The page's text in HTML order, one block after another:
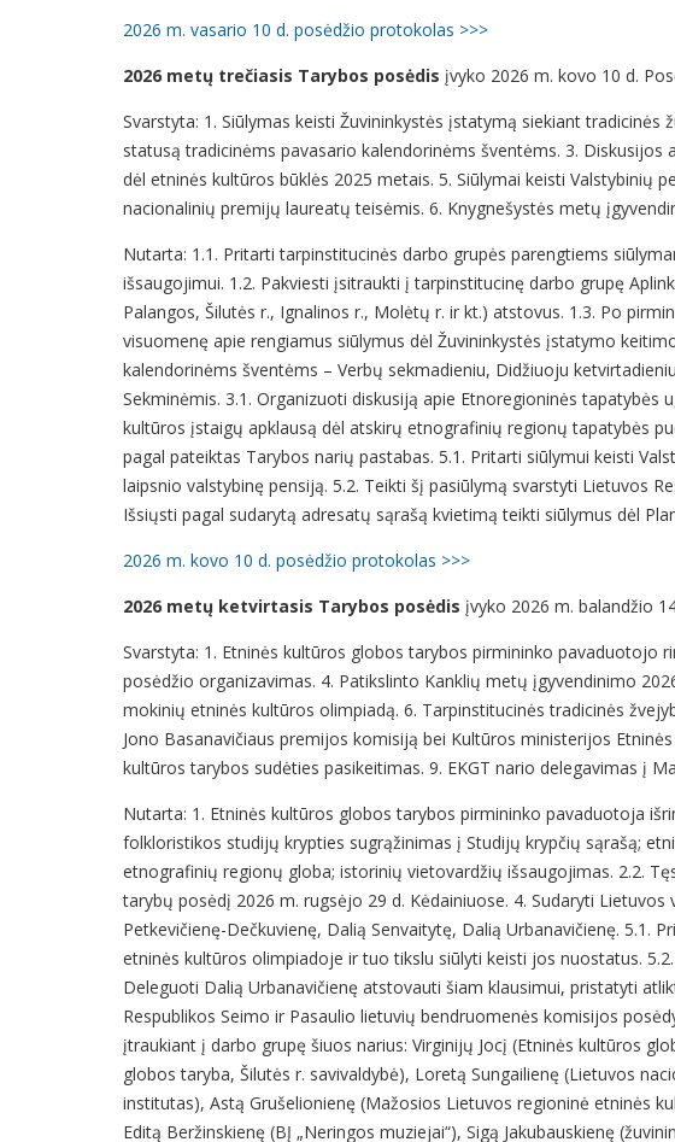
2026 m. vasario 10 d. posėdžio protokolas >>>
2026 metų trečiasis Tarybos posėdis įvyko 2026 m. kovo 10 d.
Svarstyta: 1. Siūlymas keisti Žuvininkystės įstatymą siekiant
statusą tradicinėms pavasario kalendorinėms šventėms. 3.
dėl etninės kultūros būklės 2025 metais. 5. Siūlymai keisti
nacionalinių premijų laureatų teisėmis. 6. Knygnešystės metų
Nutarta: 1.1. Pritarti tarpinstitucinės darbo grupės parengtiems
išsaugojimui. 1.2. Pakviesti įsitraukti į tarpinstitucinę darbo grupę
Palangos, Šilutės r., Ignalinos r., Molėtų r. ir kt.) atstovus. 1.3. Po
visuomenę apie rengiamus siūlymus dėl Žuvininkystės įstatymo
kalendorinėms šventėms – Verbų sekmadieniu, Didžiuoju
Sekminėmis. 3.1. Organizuoti diskusiją apie Etnoregioninės
kultūros įstaigų apklausą dėl atskirų etnografinių regionų tapatybės
pagal pateiktas Tarybos narių pastabas. 5.1. Pritarti siūlymui keisti
laipsnio valstybinę pensiją. 5.2. Teikti šį pasiūlymą svarstyti Lietuvos
Išsiųsti pagal sudarytą adresatų sąrašą kvietimą teikti siūlymus dėl
2026 m. kovo 10 d. posėdžio protokolas >>>
2026 metų ketvirtasis Tarybos posėdis įvyko 2026 m. balandžio
Svarstyta: 1. Etninės kultūros globos tarybos pirmininko pavaduotojo
posėdžio organizavimas. 4. Patikslinto Kanklių metų įgyvendinimo
mokinių etninės kultūros olimpiadą. 6. Tarpinstitucinės tradicinės
Jono Basanavičiaus premijos komisiją bei Kultūros ministerijos
kultūros tarybos sudėties pasikeitimas. 9. EKGT nario delegavimas į
Nutarta: 1. Etninės kultūros globos tarybos pirmininko pavaduotoja
folkloristikos studijų krypties sugrąžinimas į Studijų krypčių sąrašą;
etnografinių regionų globa; istorinių vietovardžių išsaugojimas. 2.2.
tarybų posėdį 2026 m. rugsėjo 29 d. Kėdainiuose. 4. Sudaryti
Petkevičienę-Dečkuvienę, Dalią Senvaitytę, Dalią Urbanavičienę.
etninės kultūros olimpiadoje ir tuo tikslu siūlyti keisti jos nuostatus.
Deleguoti Dalią Urbanavičienę atstovauti šiam klausimui, pristatyti
Respublikos Seimo ir Pasaulio lietuvių bendruomenės komisijos
įtraukiant į darbo grupę šiuos narius: Virginijų Jocį (Etninės kultūros
globos taryba, Šilutės r. savivaldybė), Loretą Sungailienę (Lietuvos
institutas), Astą Grušelionienę (Mažosios Lietuvos regioninė etninės
Editą Beržinskienę (BĮ „Neringos muziejai“), Sigą Jakubauskienę